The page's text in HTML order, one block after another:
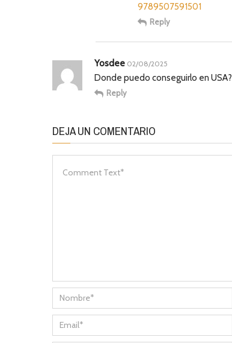
9789507591501
Reply
Yosdee 02/08/2025
Donde puedo conseguirlo en USA?
Reply
DEJA UN COMENTARIO